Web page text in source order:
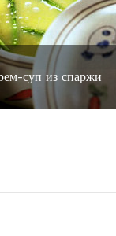
суп из спаржи